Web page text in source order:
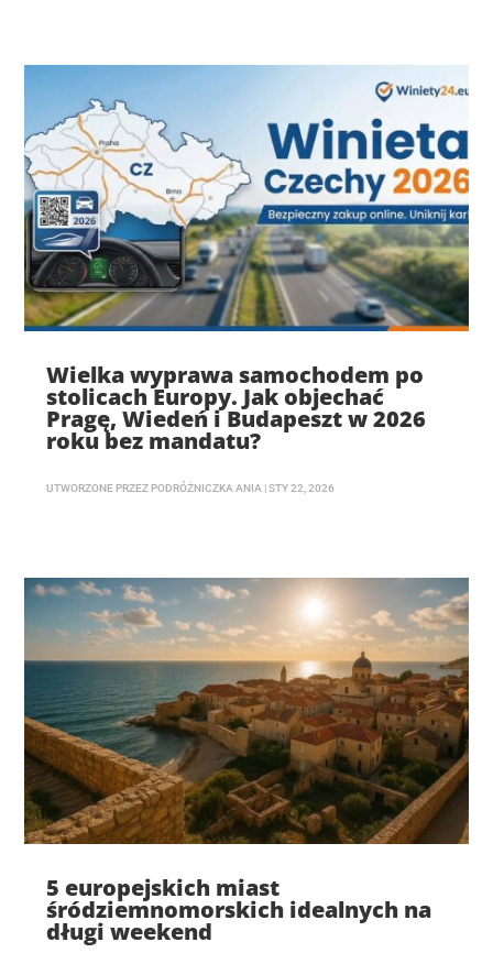
Wielka wyprawa samochodem po
stolicach Europy. Jak objechać
Pragę, Wiedeń i Budapeszt w 2026
roku bez mandatu?
UTWORZONE PRZEZ PODRÓŻNICZKA ANIA |STY 22, 2026
5 europejskich miast
śródziemnomorskich idealnych na
długi weekend